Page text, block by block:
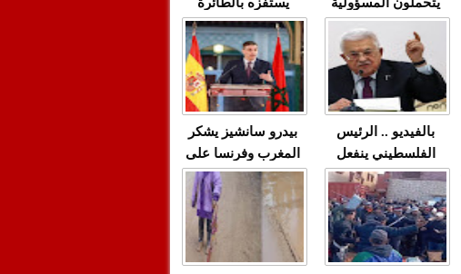
القطرية لكن ترامب
فضحه أمام العالم
بالحجة والدليل
ومآسي العمارات
العشوائية مفتوحة
بيدرو سانشيز يشكر
المغرب وفرنسا على
استعادة الكهرباء عقب
انقطاعه في شبه
الجزيرة الإيبيرية
بالفيديو .. الرئيس
الفلسطيني ينفعل
ويهاجم حماس بألفاظ
قاسية على الهواء